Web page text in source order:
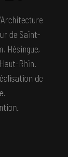
de Saint-
Hésingue,
Rhin.
de